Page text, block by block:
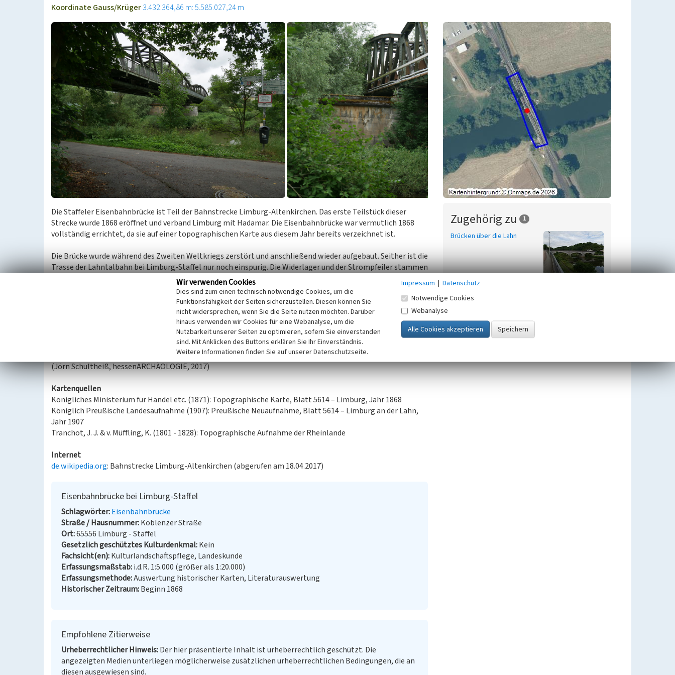
Koordinate Gauss/Krüger3.432.364,86 m: 5.585.027,24 m
Die Staffeler Eisenbahnbrücke ist Teil der Bahnstrecke Limburg-Altenkirchen. Das erste Teilstück dieser
Strecke wurde 1868 eröffnet und verband Limburg mit Hadamar. Die Eisenbahnbrücke war vermutlich 1868
vollständig errichtet, da sie auf einer topographischen Karte aus diesem Jahr bereits verzeichnet ist.
Die Brücke wurde während des Zweiten Weltkriegs zerstört und anschließend wieder aufgebaut. Seither ist die
Trasse der Lahntalbahn bei Limburg-Staffel nur noch einspurig. Die Widerlager und der Strompfeiler stammen
noch von der alten Lahnbrücke, weshalb sie heute deutlich breiter sind als die restliche Brücke.
Am südlichen Widerlager auf einer Höhe von etwas mehr als zwei Metern eine Hochwassermarke vom 8.
Vor dem Bau der Brücke existierte an dieser Stelle wahrscheinlich kein Flussübergang, wie etwa eine Furt oder
(Jörn Schultheiß, hessenARCHÄOLOGIE, 2017)
Kartenquellen
Königliches Ministerium für Handel etc. (1871): Topographische Karte, Blatt 5614 – Limburg, Jahr 1868
Königlich Preußische Landesaufnahme (1907): Preußische Neuaufnahme, Blatt 5614 – Limburg an der Lahn,
Jahr 1907
Tranchot, J. J. & v. Müffling, K. (1801 - 1828): Topographische Aufnahme der Rheinlande
Internet
de.wikipedia.org: Bahnstrecke Limburg-Altenkirchen (abgerufen am 18.04.2017)
Eisenbahnbrücke bei Limburg-Staffel
Schlagwörter Eisenbahnbrücke
Straße / Hausnummer Koblenzer Straße
Ort 65556 Limburg - Staffel
Gesetzlich geschütztes Kulturdenkmal Kein
Fachsicht(en) Kulturlandschaftspflege, Landeskunde
Erfassungsmaßstab i.d.R. 1:5.000 (größer als 1:20.000)
Erfassungsmethode Auswertung historischer Karten, Literaturauswertung
Historischer Zeitraum Beginn 1868
Empfohlene Zitierweise
Urheberrechtlicher Hinweis Der hier präsentierte Inhalt ist urheberrechtlich geschützt. Die
angezeigten Medien unterliegen möglicherweise zusätzlichen urheberrechtlichen Bedingungen, die an
diesen ausgewiesen sind.
Zugehörig zu 1
Brücken über die Lahn
Wir verwenden Cookies
Dies sind zum einen technisch notwendige Cookies, um die
Funktionsfähigkeit der Seiten sicherzustellen. Diesen können Sie
nicht widersprechen, wenn Sie die Seite nutzen möchten. Darüber
hinaus verwenden wir Cookies für eine Webanalyse, um die
Nutzbarkeit unserer Seiten zu optimieren, sofern Sie einverstanden
sind. Mit Anklicken des Buttons erklären Sie Ihr Einverständnis.
Weitere Informationen finden Sie auf unserer Datenschutzseite.
Impressum | Datenschutz
Notwendige Cookies
Webanalyse